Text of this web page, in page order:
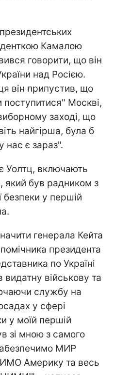
Камалою
говорити, що він
над Росією.
він припустив, що
поступитися" Москві,
заході, що
найгірша, була б
нас є зараз".
Уолтц, включають
який був радником з
безпеки у першій
генерала Кейта
президента
по Україні
видатну військову та
службу на
у сфері
у моїй першій
зі мною з самого
МИР
Америку та весь